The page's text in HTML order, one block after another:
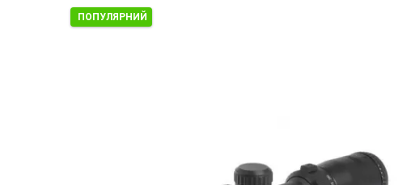
ПОПУЛЯРНИЙ